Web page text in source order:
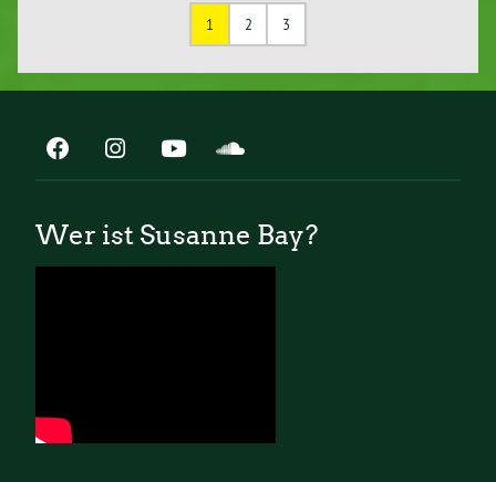
1 2 3
Wer ist Susanne Bay?